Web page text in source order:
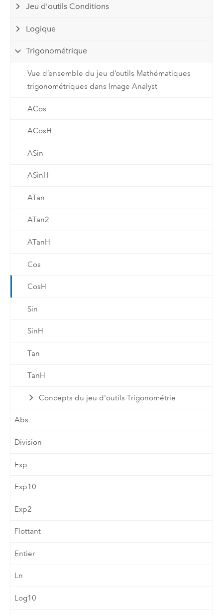
Jeu d'outils Conditions
Logique
Trigonométrique
Vue d’ensemble du jeu d’outils Mathématiques
trigonométriques dans Image Analyst
ACos
ACosH
ASin
ASinH
ATan
ATan2
ATanH
Cos
CosH
Sin
SinH
Tan
TanH
Concepts du jeu d'outils Trigonométrie
Abs
Division
Exp
Exp10
Exp2
Flottant
Entier
Ln
Log10